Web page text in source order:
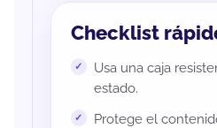
Checklist
Usa una caja
estado.
Protege el